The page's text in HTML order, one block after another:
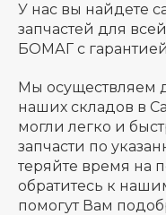
У нас вы найдете
запчастей для
БОМАГ с
Мы осуществляем
наших складов в
могли легко и
запчасти по
теряйте время на
обратитесь к
помогут Вам